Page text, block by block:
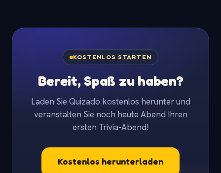
KOSTENLOS STARTEN
Bereit, Spaß zu haben?
Laden Sie Quizado kostenlos herunter und
veranstalten Sie noch heute Abend Ihren
ersten Trivia-Abend!
Kostenlos herunterladen